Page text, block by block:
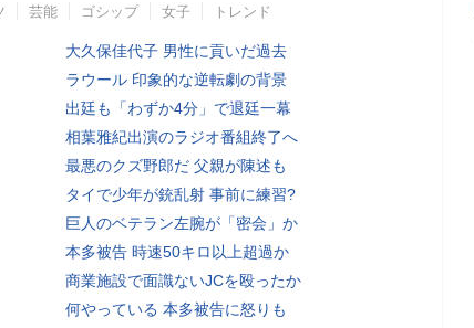
芸能 ゴシップ 女子 トレンド
大久保佳代子 男性に貢いだ過去
ラウール 印象的な逆転劇の背景
出廷も「わずか4分」で退廷一幕
相葉雅紀出演のラジオ番組終了へ
最悪のクズ野郎だ 父親が陳述も
タイで少年が銃乱射 事前に練習?
巨人のベテラン左腕が「密会」か
本多被告 時速50キロ以上超過か
商業施設で面識ないJCを殴ったか
何やっている 本多被告に怒りも